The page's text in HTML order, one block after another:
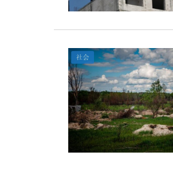
社会